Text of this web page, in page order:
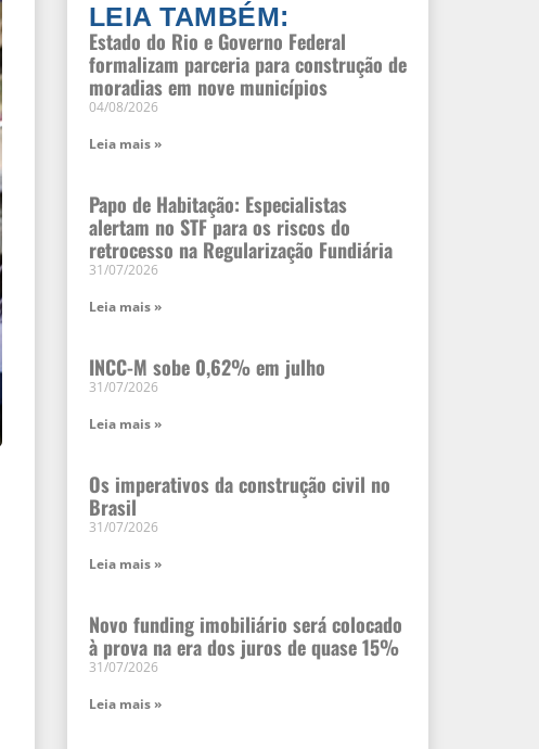
LEIA TAMBÉM:
Estado do Rio e Governo Federal
formalizam parceria para construção de
moradias em nove municípios
04/08/2026
Leia mais »
Papo de Habitação: Especialistas
alertam no STF para os riscos do
retrocesso na Regularização Fundiária
31/07/2026
Leia mais »
INCC-M sobe 0,62% em julho
31/07/2026
Leia mais »
Os imperativos da construção civil no
Brasil
31/07/2026
Leia mais »
Novo funding imobiliário será colocado
à prova na era dos juros de quase 15%
31/07/2026
Leia mais »